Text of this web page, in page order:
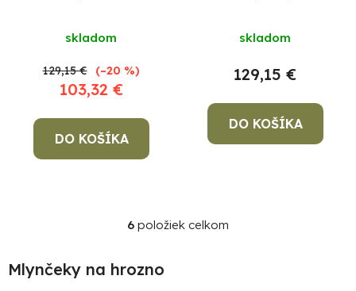
skladom
103,32 €
129,15 € (–20 %)
DO KOŠÍKA
skladom
129,15 €
DO KOŠÍKA
O
6 položiek celkom
Mlynčeky na hrozno